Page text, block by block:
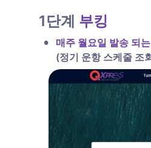
1단계 부킹
•
(정기 운항 스케줄 조